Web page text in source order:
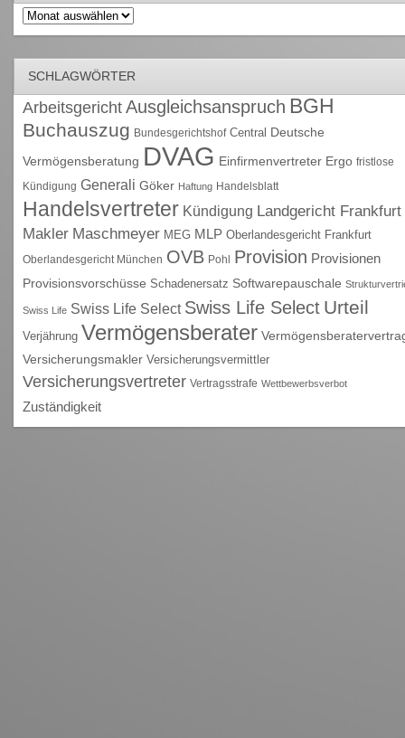
Archiv
SCHLAGWÖRTER
Arbeitsgericht Ausgleichsanspruch BGH
Buchauszug Bundesgerichtshof Central Deutsche
Vermögensberatung DVAG Einfirmenvertreter Ergo fristlose
Kündigung Generali Göker Haftung Handelsblatt
Handelsvertreter Kündigung Landgericht Frankfurt
Makler Maschmeyer MEG MLP Oberlandesgericht Frankfurt
Oberlandesgericht München OVB Pohl Provision Provisionen
Provisionsvorschüsse Schadenersatz Softwarepauschale
Swiss Life Swiss Life Select Swiss Life Select Urteil
Verjährung Vermögensberater
Versicherungsmakler Versicherungsvermittler
Versicherungsvertreter Vertragsstrafe Wettbewerbsverbot
Zuständigkeit